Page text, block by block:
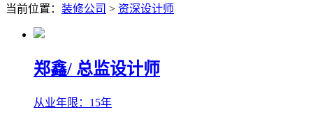
当前位置： 装修公司 > 资深设计师
郑鑫/ 总监设计师
从业年限：15年